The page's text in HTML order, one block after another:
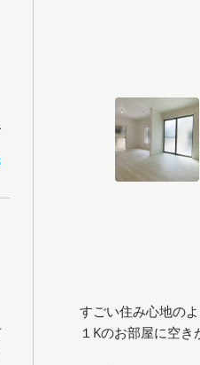
すごい住み心地の
１Kのお部屋に空